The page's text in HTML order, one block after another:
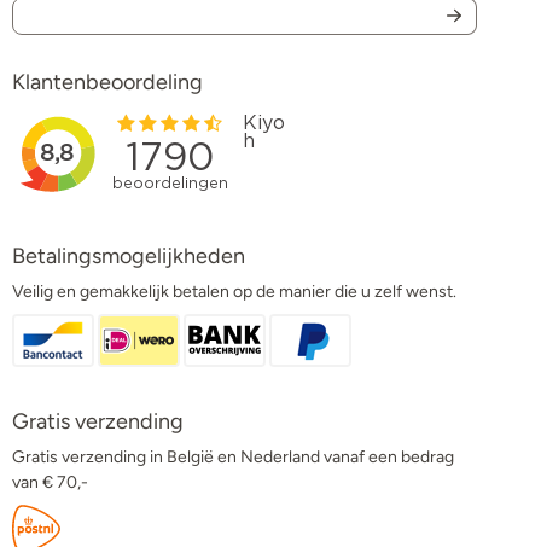
Klantenbeoordeling
Betalingsmogelijkheden
Veilig en gemakkelijk betalen op de manier die u zelf wenst.
Gratis verzending
Gratis verzending in België en Nederland vanaf een bedrag
van € 70,-